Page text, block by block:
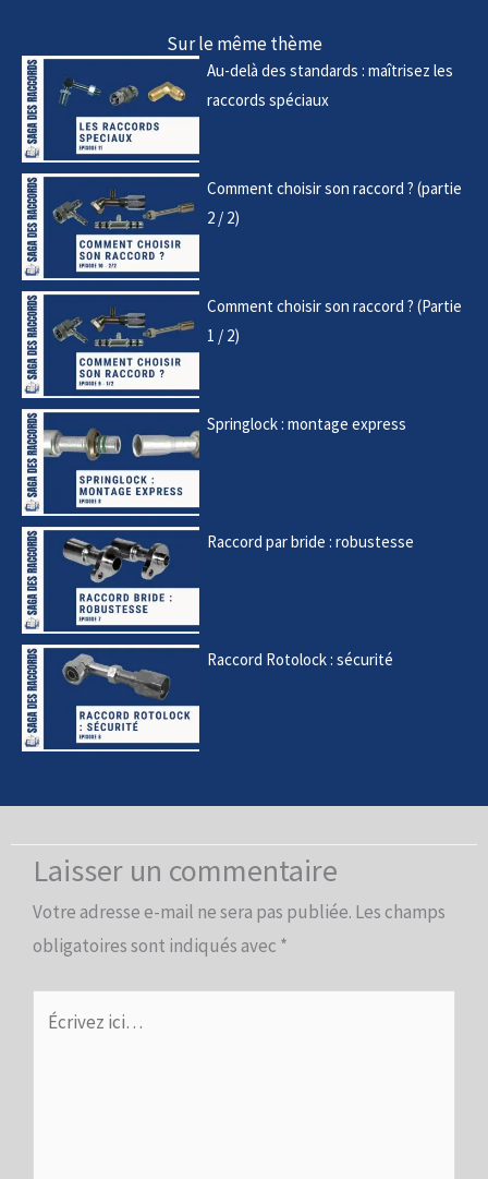
Sur le même thème
Au-delà des standards : maîtrisez les
raccords spéciaux
Comment choisir son raccord ? (partie
2 / 2)
Comment choisir son raccord ? (Partie
1 / 2)
Springlock : montage express
Raccord par bride : robustesse
Raccord Rotolock : sécurité
Laisser un commentaire
Votre adresse e-mail ne sera pas publiée. Les champs
obligatoires sont indiqués avec *
Écrivez